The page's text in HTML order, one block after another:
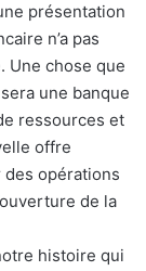
présentation
n’a pas
Une chose que
une banque
ressources et
offre
des opérations
de la
histoire qui